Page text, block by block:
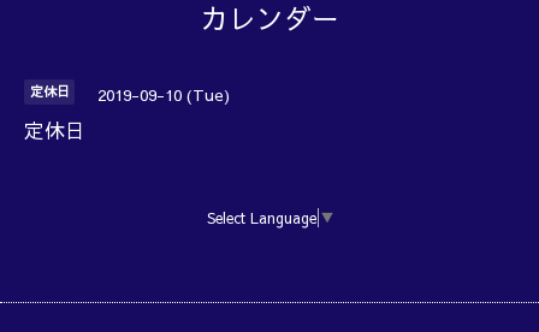
カレンダー
定休日 2019-09-10 (Tue)
定休日
Select Language ▼